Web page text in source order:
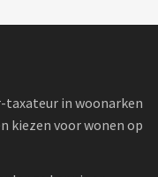
taxateur in woonarken
kiezen voor wonen op